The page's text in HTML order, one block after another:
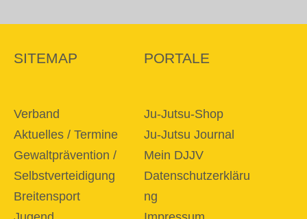
SITEMAP
Verband
Aktuelles / Termine
Gewaltprävention /
Selbstverteidigung
Breitensport
PORTALE
Ju-Jutsu-Shop
Ju-Jutsu Journal
Mein DJJV
Datenschutzerkläru
ng